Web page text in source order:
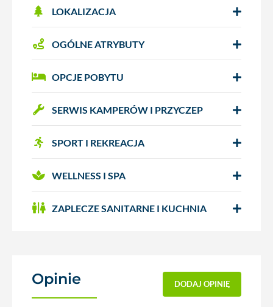
LOKALIZACJA
OGÓLNE ATRYBUTY
OPCJE POBYTU
SERWIS KAMPERÓW I PRZYCZEP
SPORT I REKREACJA
WELLNESS I SPA
ZAPLECZE SANITARNE I KUCHNIA
Opinie DODAJ OPINIĘ